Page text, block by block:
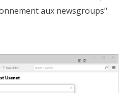
aux newsgroups".